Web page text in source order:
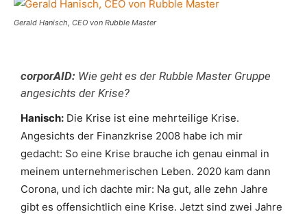
Gerald Hanisch, CEO von Rubble Master
corporAID: Wie geht es der Rubble Master Gruppe
angesichts der Krise?
Hanisch: Die Krise ist eine mehrteilige Krise.
Angesichts der Finanzkrise 2008 habe ich mir
gedacht: So eine Krise brauche ich genau einmal in
meinem unternehmerischen Leben. 2020 kam dann
Corona, und ich dachte mir: Na gut, alle zehn Jahre
gibt es offensichtlich eine Krise. Jetzt sind zwei Jahre